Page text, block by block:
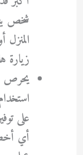
شخص
زيارة
يحرص
على
أي